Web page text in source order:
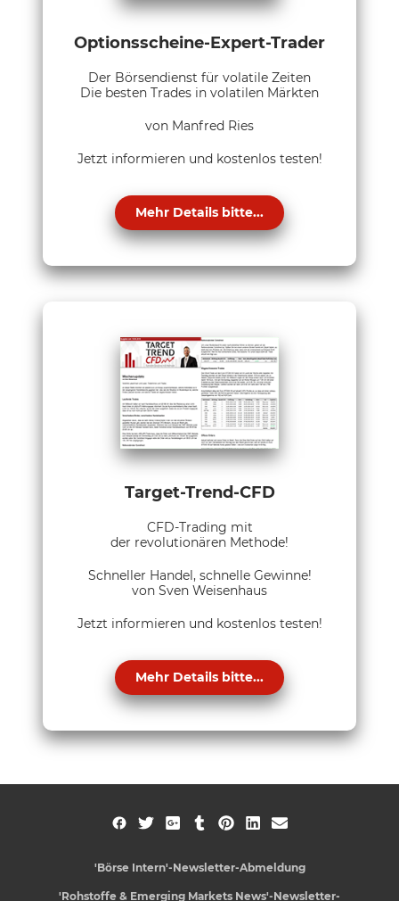
Optionsscheine-Expert-Trader
Der Börsendienst für volatile Zeiten
Die besten Trades in volatilen Märkten
von Manfred Ries
Jetzt informieren und kostenlos testen!
Mehr Details bitte...
Target-Trend-CFD
CFD-Trading mit
der revolutionären Methode!
Schneller Handel, schnelle Gewinne!
von Sven Weisenhaus
Jetzt informieren und kostenlos testen!
Mehr Details bitte...
'Börse Intern'-Newsletter-Abmeldung
'Rohstoffe & Emerging Markets News'-Newsletter-